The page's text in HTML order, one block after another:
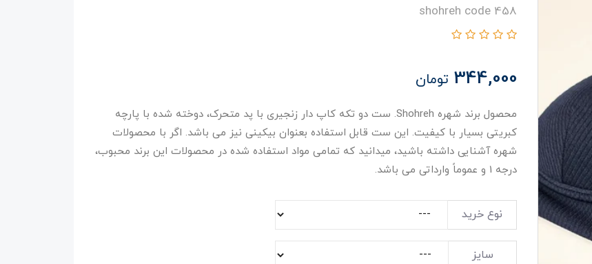
shohreh code 458
344,000 تومان
محصول برند شهره Shohreh. ست دو تکه کاپ دار زنجیری با پد متحرک، دوخته شده با پارچه
کبریتی بسیار با کیفیت. این ست قابل استفاده بعنوان بیکینی نیز می باشد. اگر با محصولات
شهره آشنایی داشته باشید، میدانید که تمامی مواد استفاده شده در محصولات این برند محبوب،
درجه 1 و عموماً وارداتی می باشد.
نوع خرید
سایز